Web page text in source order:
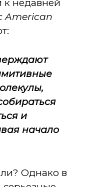
к недавней
American
и
начало
Однако в